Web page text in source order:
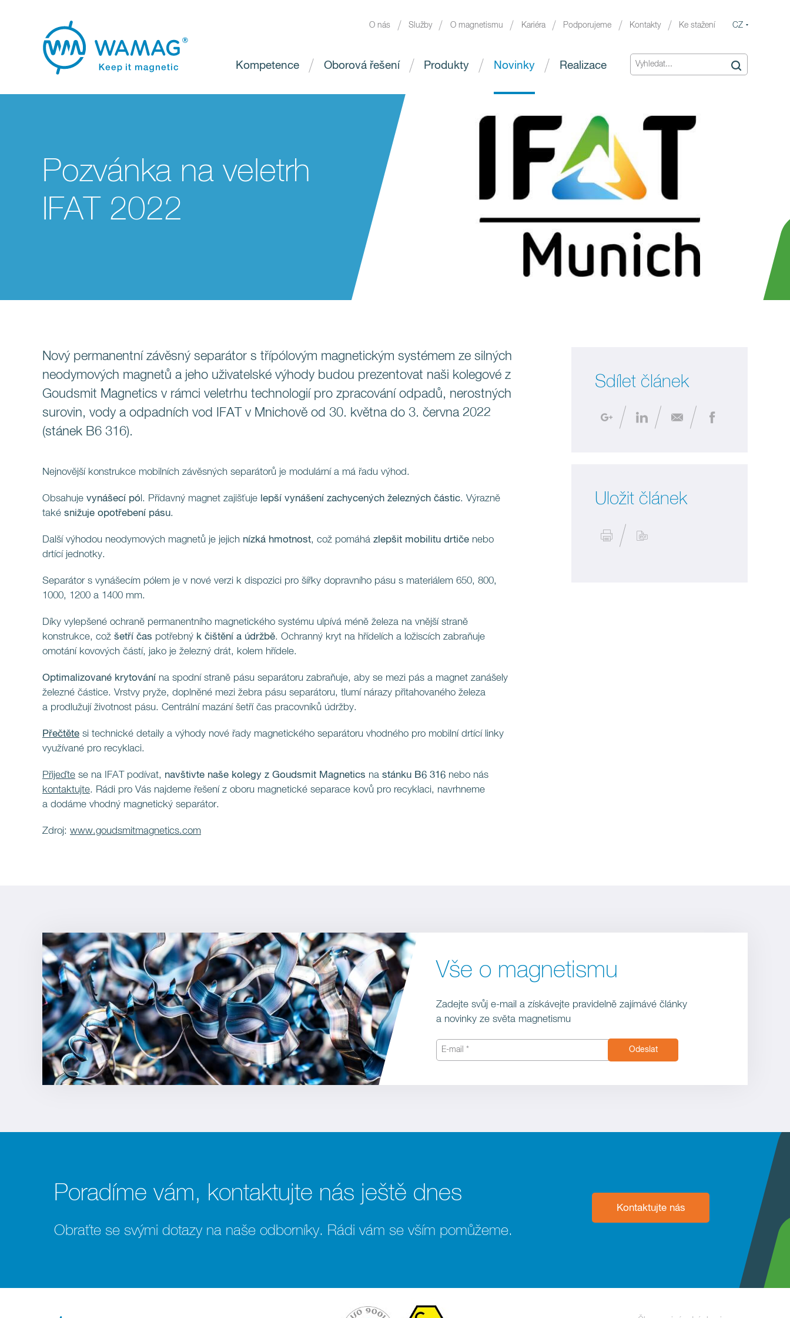
Kompetence Oborová řešení Produkty Novinky Realizace
O nás Služby O magnetismu Kariéra Podporujeme Kontakty Ke stažení CZ
Pozvánka na veletrh
IFAT 2022
Nový permanentní závěsný separátor s třípólovým magnetickým systémem ze silných
neodymových magnetů a jeho uživatelské výhody budou prezentovat naši kolegové z
Goudsmit Magnetics v rámci veletrhu technologií pro zpracování odpadů, nerostných
surovin, vody a odpadních vod IFAT v Mnichově od 30. května do 3. června 2022
(stánek B6 316).
Nejnovější konstrukce mobilních závěsných separátorů je modulární a má řadu výhod.
Obsahuje vynášecí pó l. Přídavný magnet zajišťuje lepší vynášení zachycených železných částic. Výrazně
také snižuje opotřebení pásu.
Další výhodou neodymových magnetů je jejich nízká hmotnost, což pomáhá zlepšit mobilitu drtiče nebo
drtící jednotky.
Separátor s vynášecím pólem je v nové verzi k dispozici pro šířky dopravního pásu s materiálem 650, 800,
1000, 1200 a 1400 mm.
Díky vylepšené ochraně permanentního magnetického systému ulpívá méně železa na vnější straně
konstrukce, což šetří čas potřebný k čištění a údržbě. Ochranný kryt na hřídelích a ložiscích zabraňuje
omotání kovových částí, jako je železný drát, kolem hřídele.
Optimalizované krytování na spodní straně pásu separátoru zabraňuje, aby se mezi pás a magnet zanášely
železné částice. Vrstvy pryže, doplněné mezi žebra pásu separátoru, tlumí nárazy přitahovaného železa
a prodlužují životnost pásu. Centrální mazání šetří čas pracovníků údržby.
Přečtěte si technické detaily a výhody nové řady magnetického separátoru vhodného pro mobilní drtící linky
využívané pro recyklaci.
Přijeďte se na IFAT podívat, navštivte naše kolegy z Goudsmit Magnetics na stánku B6 316 nebo nás
kontaktujte. Rádi pro Vás najdeme řešení z oboru magnetické separace kovů pro recyklaci, navrhneme
a dodáme vhodný magnetický separátor.
Zdroj: www.goudsmitmagnetics.com
Sdílet článek
Uložit článek
Vše o magnetismu
Zadejte svůj e-mail a získávejte pravidelně zajímávé články
a novinky ze světa magnetismu
Odeslat
Poradíme vám, kontaktujte nás ještě dnes
Obraťte se svými dotazy na naše odborníky. Rádi vám se vším pomůžeme.
Kontaktujte nás